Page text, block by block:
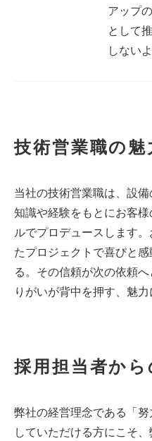
アップ
として
しない
技術営業職の
当社の技術営業職は、設
知識や経験をもとにお客
ルでプロデュースします
たプロジェクトで喜びと
る。その信頼が次の依頼
りがいが背中を押す、魅力
採用担当者か
弊社の経営理念である「
していただける方にこそ